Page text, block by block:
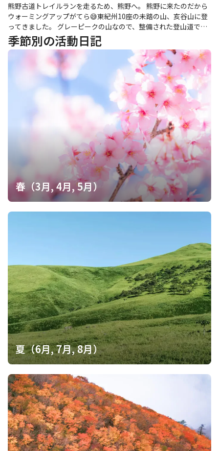
熊野古道トレイルランを走るため、熊野へ。 熊野に来たのだから
ウォーミングアップがてら😅東紀州10座の未踏の山、亥谷山に登
ってきました。 グレーピークの山なので、整備された登山道では
ありせん。 ヒヨ山まではかなりの急登です。またヒヨ山近くから
の尾根からはケーブルがあり、亥谷山山頂まで続いてます。少し
邪魔かな(^_^;) それでも、亥谷山山頂からは加賀湾を一望。素晴
らしい景色を堪能できました。 山頂から林道への下りは、中部電
力の巡視路を利用。鉄塔への看板が細かくあるので見逃さないよ
用。トイレ無。 なお、賀田インターから海岸に突き当た
るまで下るときれいなトイレ有。 風呂：夢古道おわせ・夢古道の
湯（750円） 露天風呂（釜風呂2つ）、サウナ有。 シャンプー、コ
ンディショナー、ボディソープ有 東紀州10座：亥谷山（いたにや
（おおにぐら） ・妙見山（みょうけんさん） ■ハント済 ・八鬼山
（やきやま）：2023/3/3 ・高峰山（たかみねさん）：2023/3/3 ・
天狗倉山（てんぐぐらやま）：2022/12/31 ・便石山（びんしや
ま）：2022/12/31 ・子ノ泊山（ねのとまりやま）：2020/1/2 ・
大烏帽子山（おおえぼしやま）：2018/1/1 ピークハントした山：
2座 ヒヨ山・亥谷山
季節別の活動日記
春（3月, 4月, 5月）
夏（6月, 7月, 8月）